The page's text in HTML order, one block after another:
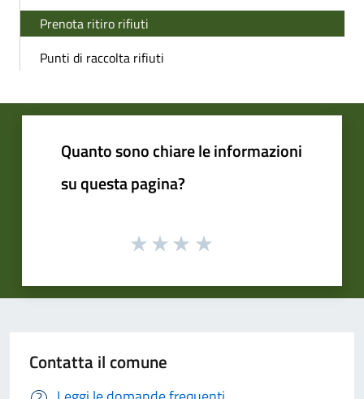
Prenota ritiro rifiuti
Punti di raccolta rifiuti
Quanto sono chiare le informazioni
su questa pagina?
Contatta il comune